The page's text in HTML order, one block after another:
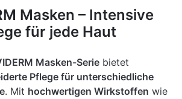
Masken – Intensive
für jede Haut
Masken-Serie bietet
Pflege für unterschiedliche
. Mit hochwertigen Wirkstoffen wie